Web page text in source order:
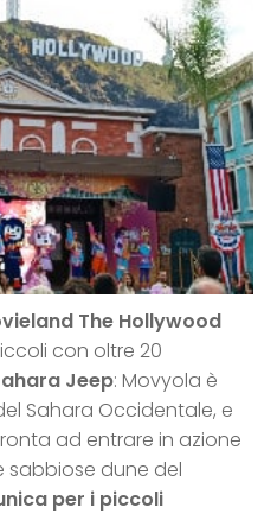
The Hollywood
con oltre 20
Jeep: Movyola è
Sahara Occidentale, e
ad entrare in azione
dune del
per i piccoli